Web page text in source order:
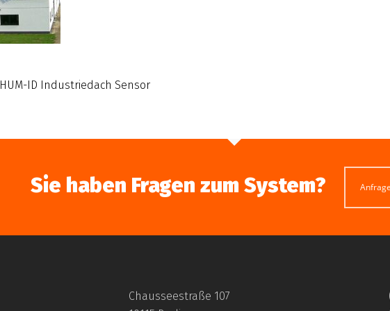
ID Industriedach Sensor
Sie haben Fragen zum System?
Chausseestraße 107